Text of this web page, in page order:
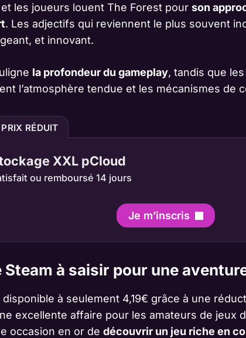
les joueurs louent The Forest pour son
. Les adjectifs qui reviennent le plus souvent
et innovant.
la profondeur du gameplay, tandis que
l’atmosphère tendue et les mécanismes de
RÉDUIT
XXL pCloud
ou remboursé 14 jours
Je m’inscris
Steam à saisir pour une
à seulement 4,19€ grâce à une
excellente affaire pour les amateurs de jeux
occasion en or de découvrir un jeu riche en